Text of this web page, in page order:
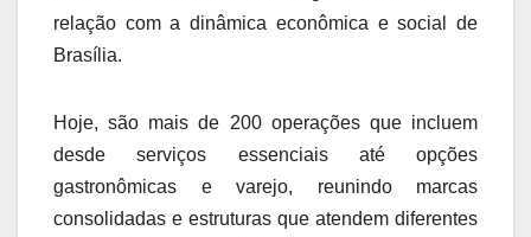
relação com a dinâmica econômica e social de
Brasília.
Hoje, são mais de 200 operações que incluem
desde serviços essenciais até opções
gastronômicas e varejo, reunindo marcas
consolidadas e estruturas que atendem diferentes